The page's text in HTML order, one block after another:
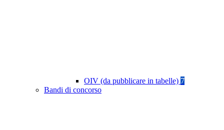
OIV (da pubblicare in tabelle) 7
Bandi di concorso